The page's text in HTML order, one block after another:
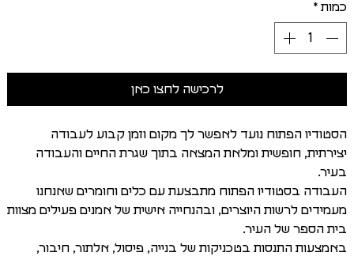
כמות *
לרכישה לחצו כאן
הסטודיו הפתוח נועד לאפשר לך מקום וזמן קבוע לעבודה
יצירתית, חופשית ומלאת המצאה בתוך שגרת החיים והעבודה
בעיר.
העבודה בסטודיו הפתוח מתבצעת עם כלים וחומרים שאנחנו
מעמידים לרשות היוצרים, ובהנחייה אישית של אמנים פעילים מצוות
בית הספר של העיר.
באמצעות התנסות בטכניקות של בנייה, פיסול, אלתור, חיבור,